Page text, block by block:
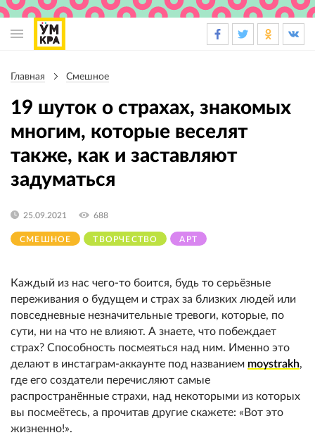
навигации
Главная Смешное
19 шуток о страхах, знакомых
многим, которые веселят
также, как и заставляют
задуматься
СМЕШНОЕ ТВОРЧЕСТВО АРТ
25.09.2021 688
Каждый из нас чего-то боится, будь то серьёзные
переживания о будущем и страх за близких людей или
повседневные незначительные тревоги, которые, по
сути, ни на что не влияют. А знаете, что побеждает
страх? Способность посмеяться над ним. Именно это
делают в инстаграм-аккаунте под названием moystrakh,
где его создатели перечисляют самые
распространённые страхи, над некоторыми из которых
вы посмеётесь, а прочитав другие скажете: «Вот это
жизненно!».